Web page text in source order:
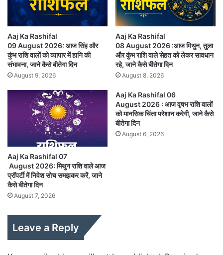
Aaj Ka Rashifal
09 August 2026: आज सिंह और
कुंभ राशि वालों को व्यापार में हानि की
संभावना, जाने कैसे बीतेगा दिन
August 9, 2026
Aaj Ka Rashifal
08 August 2026 :आज मिथुन, तुला
और कुंभ राशि वाले सेहत को लेकर सावधान
रहे, जाने कैसे बीतेगा दिन
August 8, 2026
Aaj Ka Rashifal 07
August 2026: मिथुन राशि वाले आज
प्रॉपर्टी में निवेश सोच समझकर करें, जाने
कैसे बीतेगा दिन
August 7, 2026
Aaj Ka Rashifal 06
August 2026 : आज वृषभ राशि वालों
को मानसिक चिंता परेशान करेगी, जाने कैसे
बीतेगा दिन
August 6, 2026
Leave a Reply